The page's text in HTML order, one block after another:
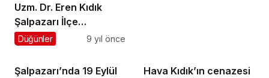
Uzm. Dr. Eren Kıdık
Şalpazarı İlçe
Hastanesi’nde görev
Düğünler 9 yıl önce
Şalpazarı’nda 19 Eylül
Hava Kıdık’ın cenazesi